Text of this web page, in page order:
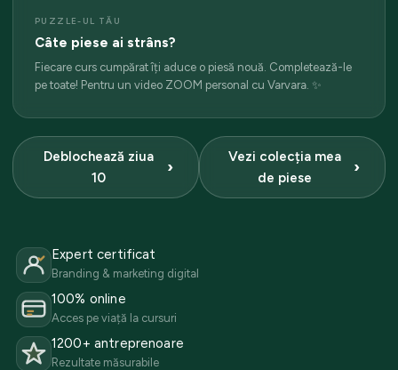
PUZZLE-UL TĂU
Câte piese ai strâns?
Fiecare curs cumpărat îți aduce o piesă nouă. Completează-le
pe toate! Pentru un video ZOOM personal cu Varvara. ✨
Deblochează ziua
10
Vezi colecția mea
de piese
Expert certificat
Branding & marketing digital
100% online
Acces pe viață la cursuri
1200+ antreprenoare
Rezultate măsurabile